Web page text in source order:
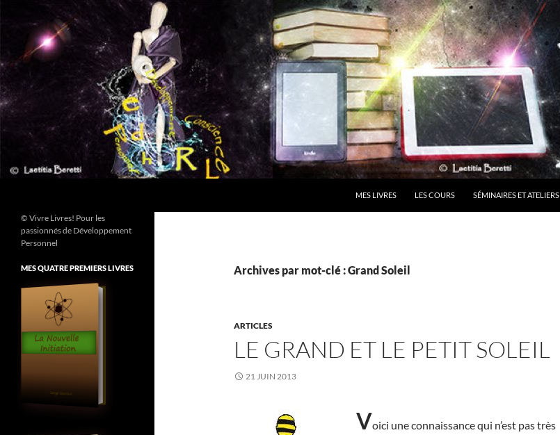
contenu
MES LIVRES LES COURS SÉMINAIRES ET ATELIERS
Archives par mot-clé : Grand Soleil
ARTICLES
LE GRAND ET LE PETIT SOLEIL
21 JUIN 2013
Voici une connaissance qui n’est pas très
© Vivre Livres! Pour les
passionnés de Développement
Personnel
MES QUATRE PREMIERS LIVRES